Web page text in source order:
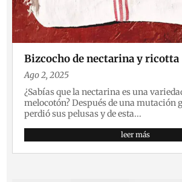
Bizcocho de nectarina y ricotta
Ago 2, 2025
¿Sabías que la nectarina es una
melocotón? Después de una mutación
perdió sus pelusas y de esta...
leer más